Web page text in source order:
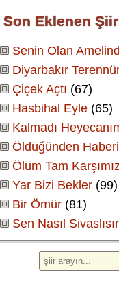
Son Eklenen
Senin Olan
Diyarbakır
Çiçek Açtı (67)
Hasbihal Eyle (65)
Kalmadı
Öldüğünden
Ölüm Tam
Yar Bizi Bekler (99)
Bir Ömür (81)
Sen Nasıl